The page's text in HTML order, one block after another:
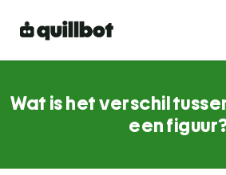
Wat is het verschil
een